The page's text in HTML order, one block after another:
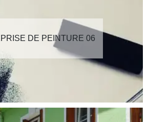
DE PEINTURE 06